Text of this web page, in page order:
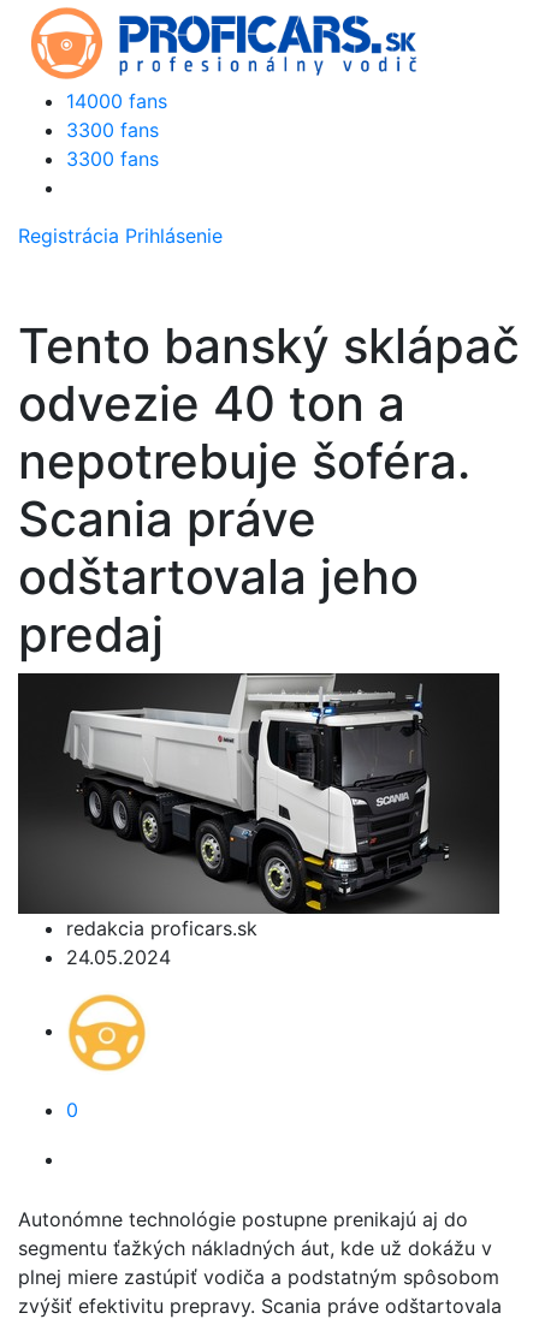
14000 fans
3300 fans
3300 fans
Registrácia Prihlásenie
Tento banský sklápač
odvezie 40 ton a
nepotrebuje šoféra.
Scania práve
odštartovala jeho
predaj
redakcia proficars.sk
24.05.2024
0
Autonómne technológie postupne prenikajú aj do
segmentu ťažkých nákladných áut, kde už dokážu v
plnej miere zastúpiť vodiča a podstatným spôsobom
zvýšiť efektivitu prepravy. Scania práve odštartovala